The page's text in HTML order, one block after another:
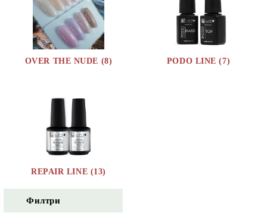
OVER THE NUDE (8) PODO LINE (7)
REPAIR LINE (13)
Филтри